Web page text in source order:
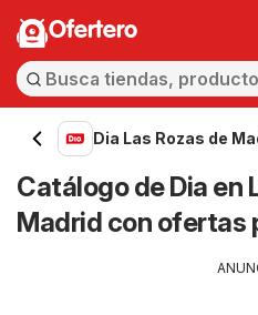
Ofertero
Dia Las Rozas de
Catálogo de Dia en
Madrid con ofertas